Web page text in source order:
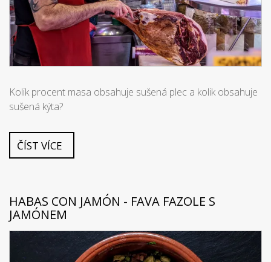
Kolik procent masa obsahuje sušená plec a kolik obsahuje
sušená kýta?
ČÍST VÍCE
HABAS CON JAMÓN - FAVA FAZOLE S
JAMÓNEM